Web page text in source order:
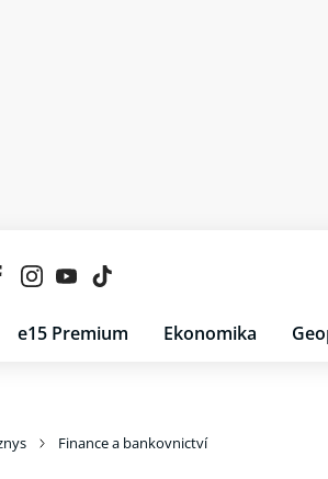
e15 Premium Ekonomika
Finance a bankovnictví